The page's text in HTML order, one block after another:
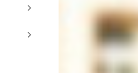
keyboard_arrow_right
keyboard_arrow_right